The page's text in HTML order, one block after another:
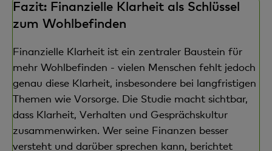
Fazit: Finanzielle Klarheit als Schlüssel
zum Wohlbefinden
Finanzielle Klarheit ist ein zentraler Baustein für
mehr Wohlbefinden - vielen Menschen fehlt jedoch
genau diese Klarheit, insbesondere bei langfristigen
Themen wie Vorsorge. Die Studie macht sichtbar,
dass Klarheit, Verhalten und Gesprächskultur
zusammenwirken. Wer seine Finanzen besser
versteht und darüber sprechen kann, berichtet